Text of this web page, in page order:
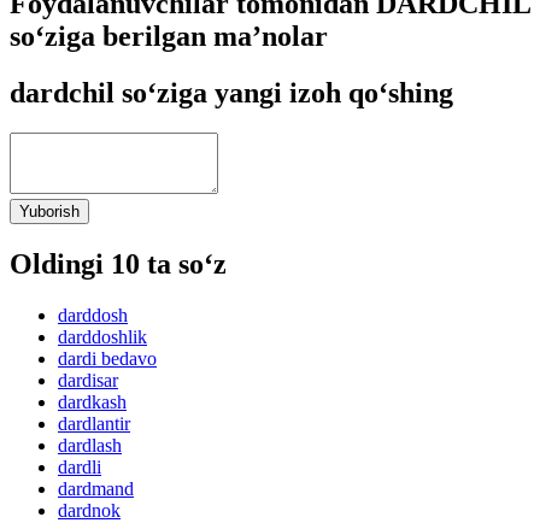
so‘ziga berilgan ma’nolar
dardchil so‘ziga yangi izoh qo‘shing
Yuborish
Oldingi 10 ta so‘z
darddosh
darddoshlik
dardi bedavo
dardisar
dardkash
dardlantir
dardlash
dardli
dardmand
dardnok